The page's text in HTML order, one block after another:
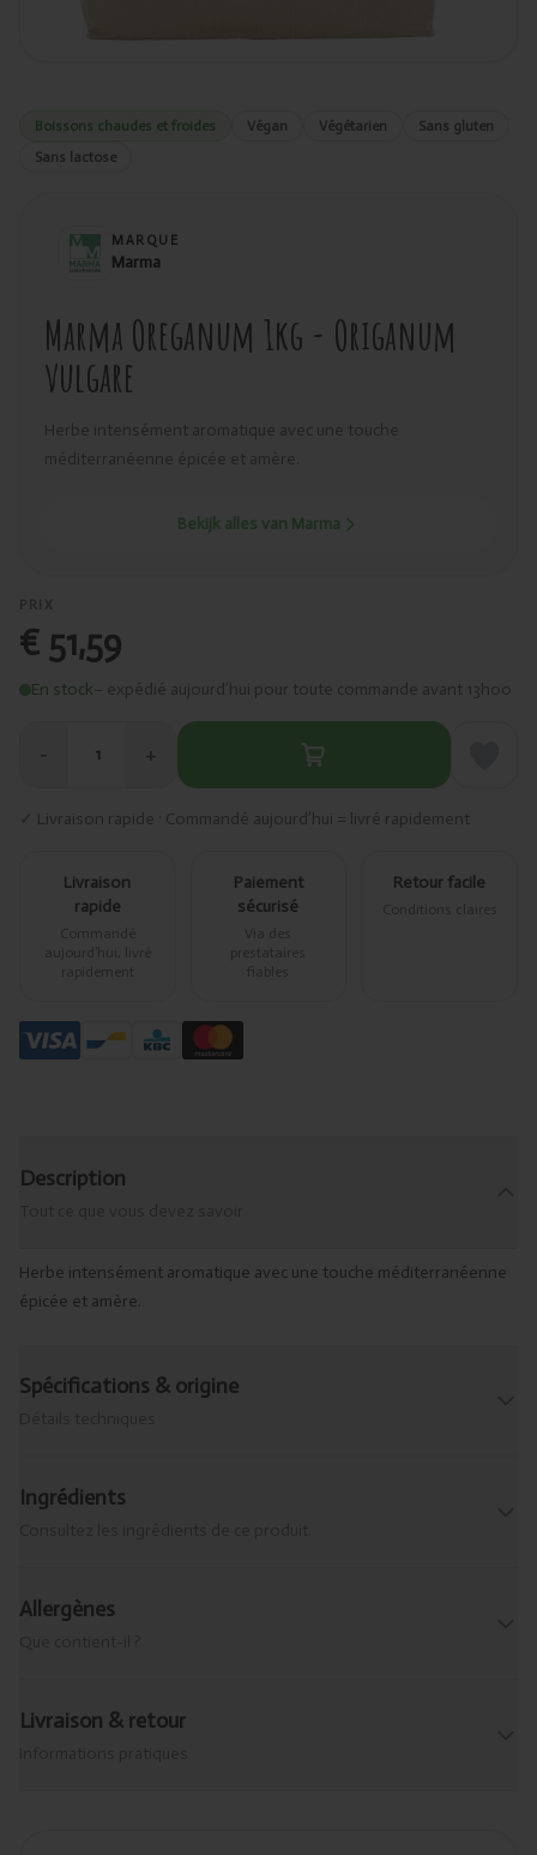
Boissons chaudes et froides Végan Végétarien
Sans gluten
Sans lactose
MARQUE
Marma
Marma Oreganum 1kg - Origanum
vulgare
Herbe intensément aromatique avec une touche
méditerranéenne épicée et amère.
Bekijk alles van Marma
PRIX
€ 51,59
En stock– expédié aujourd’hui pour toute commande avant 13h00
− 1 +
✓ Livraison rapide · Commandé aujourd’hui = livré rapidement
Livraison
rapide
Commandé
aujourd’hui, livré
rapidement
Paiement
sécurisé
Via des
prestataires
fiables
Retour facile
Conditions claires
Description
Herbe intensément aromatique avec une touche méditerranéenne
épicée et amère.
Spécifications & origine
Ingrédients
Allergènes
Livraison & retour